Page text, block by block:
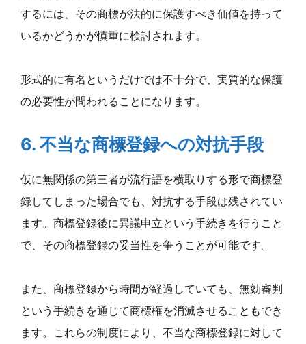
するには、その商標が法的に保護すべき価値を持って
いるかどうかが慎重に検討されます。
形式的に有名というだけでは不十分で、実質的な保護
の必要性が問われることになります。
6. 不当な商標登録への対抗手段
仮に無関係の第三者が流行語を横取りする形で商標登
録してしまった場合でも、対抗する手段は残されてい
ます。商標登録後に異議申立という手続きを行うこと
で、その商標登録の妥当性を争うことが可能です。
また、商標登録から時間が経過していても、無効審判
という手続きを通じて商標権を消滅させることもでき
ます。これらの制度により、不当な商標登録に対して